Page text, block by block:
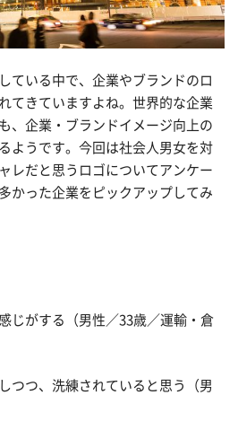
ている中で、企業やブランドのロ
てきていますよね。世界的な企業
、企業・ブランドイメージ向上の
ようです。今回は社会人男女を対
レだと思うロゴについてアンケー
かった企業をピックアップしてみ
じがする（男性／33歳／運輸・倉
つつ、洗練されていると思う（男